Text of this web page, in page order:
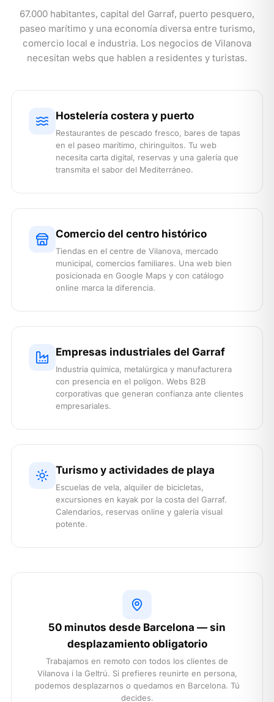
67.000 habitantes, capital del Garraf, puerto pesquero,
paseo marítimo y una economía diversa entre turismo,
comercio local e industria. Los negocios de Vilanova
necesitan webs que hablen a residentes y turistas.
Hostelería costera y puerto
Restaurantes de pescado fresco, bares de tapas
en el paseo marítimo, chiringuitos. Tu web
necesita carta digital, reservas y una galería que
transmita el sabor del Mediterráneo.
Comercio del centro histórico
Tiendas en el centre de Vilanova, mercado
municipal, comercios familiares. Una web bien
posicionada en Google Maps y con catálogo
online marca la diferencia.
Empresas industriales del Garraf
Industria química, metalúrgica y manufacturera
con presencia en el polígon. Webs B2B
corporativas que generan confianza ante clientes
empresariales.
Turismo y actividades de playa
Escuelas de vela, alquiler de bicicletas,
excursiones en kayak por la costa del Garraf.
Calendarios, reservas online y galería visual
potente.
50 minutos desde Barcelona — sin
desplazamiento obligatorio
Trabajamos en remoto con todos los clientes de
Vilanova i la Geltrú. Si prefieres reunirte en persona,
podemos desplazarnos o quedamos en Barcelona. Tú
decides.